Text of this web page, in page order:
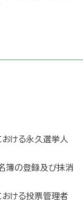
ける永久選挙人
簿の登録及び抹消
ける投票管理者